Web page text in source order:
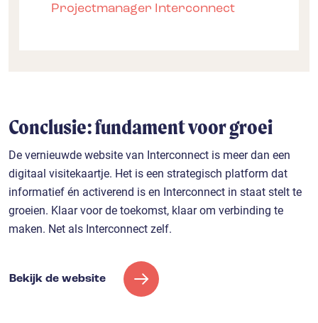
Projectmanager Interconnect
Conclusie: fundament voor groei
De vernieuwde website van Interconnect is meer dan een
digitaal visitekaartje. Het is een strategisch platform dat
informatief én activerend is en Interconnect in staat stelt te
groeien. Klaar voor de toekomst, klaar om verbinding te
maken. Net als Interconnect zelf.
Bekijk de website